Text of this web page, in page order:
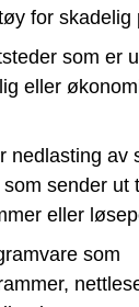
for skadelig
som er
eller
nedlasting av
sender ut
eller
som